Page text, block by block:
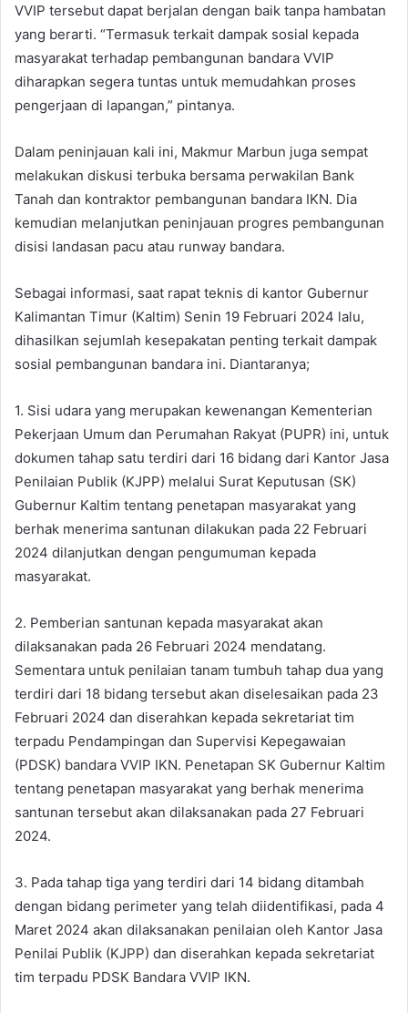
VVIP tersebut dapat berjalan dengan baik tanpa hambatan
yang berarti. “Termasuk terkait dampak sosial kepada
masyarakat terhadap pembangunan bandara VVIP
diharapkan segera tuntas untuk memudahkan proses
pengerjaan di lapangan,” pintanya.
Dalam peninjauan kali ini, Makmur Marbun juga sempat
melakukan diskusi terbuka bersama perwakilan Bank
Tanah dan kontraktor pembangunan bandara IKN. Dia
kemudian melanjutkan peninjauan progres pembangunan
disisi landasan pacu atau runway bandara.
Sebagai informasi, saat rapat teknis di kantor Gubernur
Kalimantan Timur (Kaltim) Senin 19 Februari 2024 lalu,
dihasilkan sejumlah kesepakatan penting terkait dampak
sosial pembangunan bandara ini. Diantaranya;
1. Sisi udara yang merupakan kewenangan Kementerian
Pekerjaan Umum dan Perumahan Rakyat (PUPR) ini, untuk
dokumen tahap satu terdiri dari 16 bidang dari Kantor Jasa
Penilaian Publik (KJPP) melalui Surat Keputusan (SK)
Gubernur Kaltim tentang penetapan masyarakat yang
berhak menerima santunan dilakukan pada 22 Februari
2024 dilanjutkan dengan pengumuman kepada
masyarakat.
2. Pemberian santunan kepada masyarakat akan
dilaksanakan pada 26 Februari 2024 mendatang.
Sementara untuk penilaian tanam tumbuh tahap dua yang
terdiri dari 18 bidang tersebut akan diselesaikan pada 23
Februari 2024 dan diserahkan kepada sekretariat tim
terpadu Pendampingan dan Supervisi Kepegawaian
(PDSK) bandara VVIP IKN. Penetapan SK Gubernur Kaltim
tentang penetapan masyarakat yang berhak menerima
santunan tersebut akan dilaksanakan pada 27 Februari
2024.
3. Pada tahap tiga yang terdiri dari 14 bidang ditambah
dengan bidang perimeter yang telah diidentifikasi, pada 4
Maret 2024 akan dilaksanakan penilaian oleh Kantor Jasa
Penilai Publik (KJPP) dan diserahkan kepada sekretariat
tim terpadu PDSK Bandara VVIP IKN.